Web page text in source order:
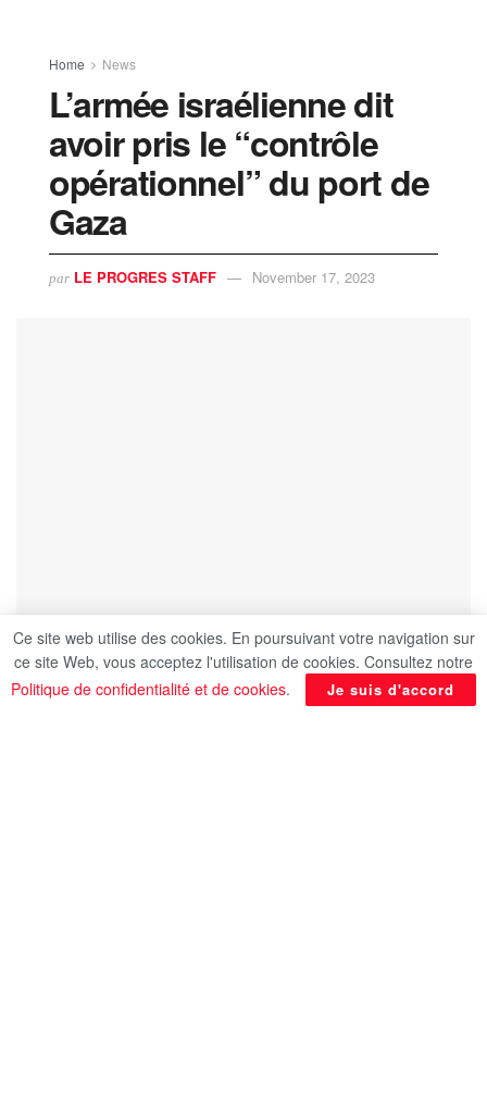
Home News
L’armée israélienne dit
avoir pris le “contrôle
opérationnel” du port de
Gaza
par LE PROGRES STAFF November 17, 2023
L’armée israélienne a affirmé nier jeudi avoir pris
Ce site web utilise des cookies. En poursuivant votre navigation sur
ce site Web, vous acceptez l'utilisation de cookies. Consultez notre
Politique de confidentialité et de cookies. Je suis d'accord